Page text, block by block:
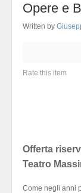
Opere e
Written by
Rate this item
Offerta
Teatro
Come negli anni